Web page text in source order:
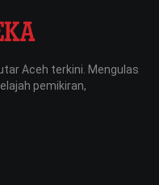
Aceh terkini. Mengulas
pemikiran,